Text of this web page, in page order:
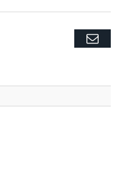
Twitter
Facebook
Google+
Pinterest
LinkedIn
Tumblr